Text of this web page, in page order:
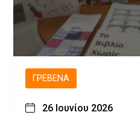
ΓΡΕΒΕΝΆ
26 Ιουνίου 2026